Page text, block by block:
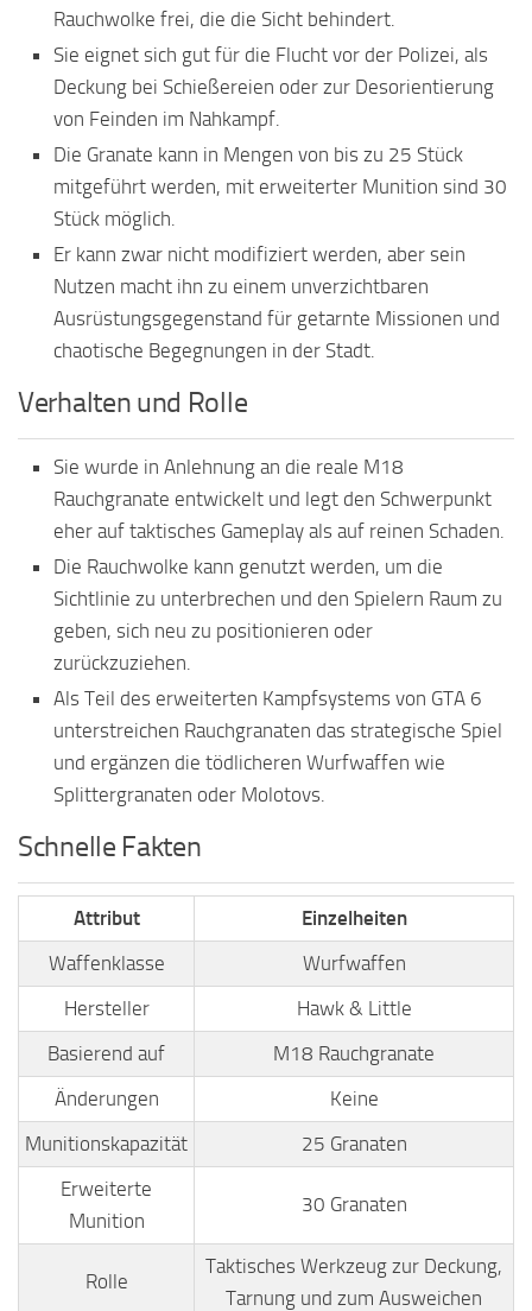
Rauchwolke frei, die die Sicht behindert.
Sie eignet sich gut für die Flucht vor der Polizei, als
Deckung bei Schießereien oder zur Desorientierung
von Feinden im Nahkampf.
Die Granate kann in Mengen von bis zu 25 Stück
mitgeführt werden, mit erweiterter Munition sind 30
Stück möglich.
Er kann zwar nicht modifiziert werden, aber sein
Nutzen macht ihn zu einem unverzichtbaren
Ausrüstungsgegenstand für getarnte Missionen und
chaotische Begegnungen in der Stadt.
Verhalten und Rolle
Sie wurde in Anlehnung an die reale M18
Rauchgranate entwickelt und legt den Schwerpunkt
eher auf taktisches Gameplay als auf reinen Schaden.
Die Rauchwolke kann genutzt werden, um die
Sichtlinie zu unterbrechen und den Spielern Raum zu
geben, sich neu zu positionieren oder
zurückzuziehen.
Als Teil des erweiterten Kampfsystems von GTA 6
unterstreichen Rauchgranaten das strategische Spiel
und ergänzen die tödlicheren Wurfwaffen wie
Splittergranaten oder Molotovs.
Schnelle Fakten
Attribut
Einzelheiten
Waffenklasse
Wurfwaffen
Hersteller
Hawk & Little
Basierend auf
M18 Rauchgranate
Änderungen
Keine
Munitionskapazität
25 Granaten
Erweiterte
Munition
30 Granaten
Rolle
Taktisches Werkzeug zur Deckung,
Tarnung und zum Ausweichen